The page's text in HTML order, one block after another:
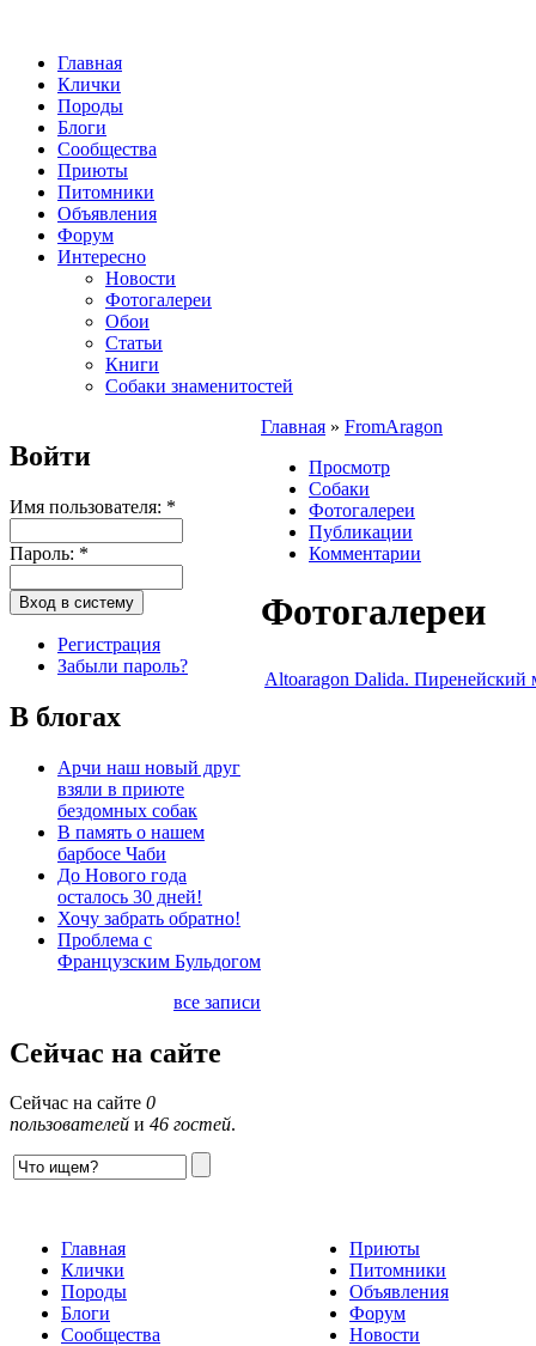
Главная
Клички
Породы
Блоги
Сообщества
Приюты
Питомники
Объявления
Форум
Интересно
Новости
Фотогалереи
Обои
Статьи
Книги
Собаки знаменитостей
Войти
Имя пользователя: *
Пароль: *
Регистрация
Забыли пароль?
В блогах
Арчи наш новый друг
взяли в приюте
бездомных собак
В память о нашем
барбосе Чаби
До Нового года
осталось 30 дней!
Хочу забрать обратно!
Проблема с
Французским Бульдогом
все записи
Сейчас на сайте
Сейчас на сайте 0
пользователей и 46 гостей.
Главная » FromAragon
Просмотр
Собаки
Фотогалереи
Публикации
Комментарии
Фотогалереи
Altoaragon Dalida. Пиренейский
Главная
Клички
Породы
Блоги
Сообщества
Приюты
Питомники
Объявления
Форум
Новости